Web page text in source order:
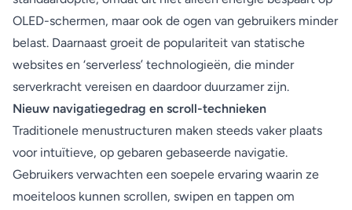
OLED-schermen, maar ook de ogen van gebruikers minder
belast. Daarnaast groeit de populariteit van statische
websites en ‘serverless’ technologieën, die minder
serverkracht vereisen en daardoor duurzamer zijn.
Nieuw navigatiegedrag en scroll-technieken
Traditionele menustructuren maken steeds vaker plaats
voor intuïtieve, op gebaren gebaseerde navigatie.
Gebruikers verwachten een soepele ervaring waarin ze
moeiteloos kunnen scrollen, swipen en tappen om